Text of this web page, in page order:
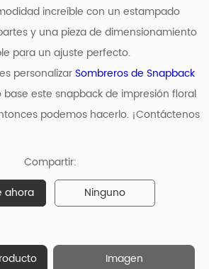
increíble con un estampado
y una pieza de dimensionamiento
para un ajuste perfecto.
personalizarSombreros de Snapback
base este snapback de impresión floral
podemos hacerlo. ¡Contáctenos
Compartir:
ahora
Ninguno
Imagen